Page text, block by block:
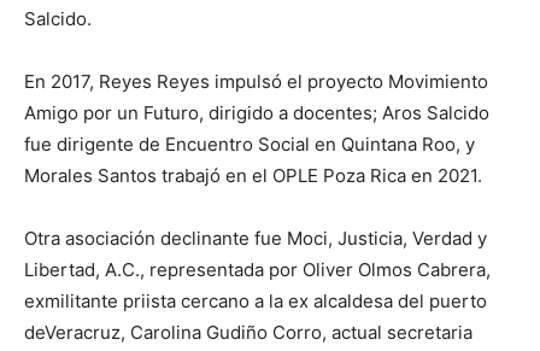
Salcido.
En 2017, Reyes Reyes impulsó el proyecto Movimiento
Amigo por un Futuro, dirigido a docentes; Aros Salcido
fue dirigente de Encuentro Social en Quintana Roo, y
Morales Santos trabajó en el OPLE Poza Rica en 2021.
Otra asociación declinante fue Moci, Justicia, Verdad y
Libertad, A.C., representada por Oliver Olmos Cabrera,
exmilitante priista cercano a la ex alcaldesa del puerto
deVeracruz, Carolina Gudiño Corro, actual secretaria